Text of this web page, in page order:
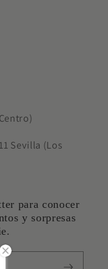
Sevilla (Los
para conocer
y sorpresas